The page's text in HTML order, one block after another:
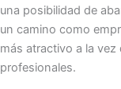
una posibilidad de
un camino como
más atractivo a la
profesionales.